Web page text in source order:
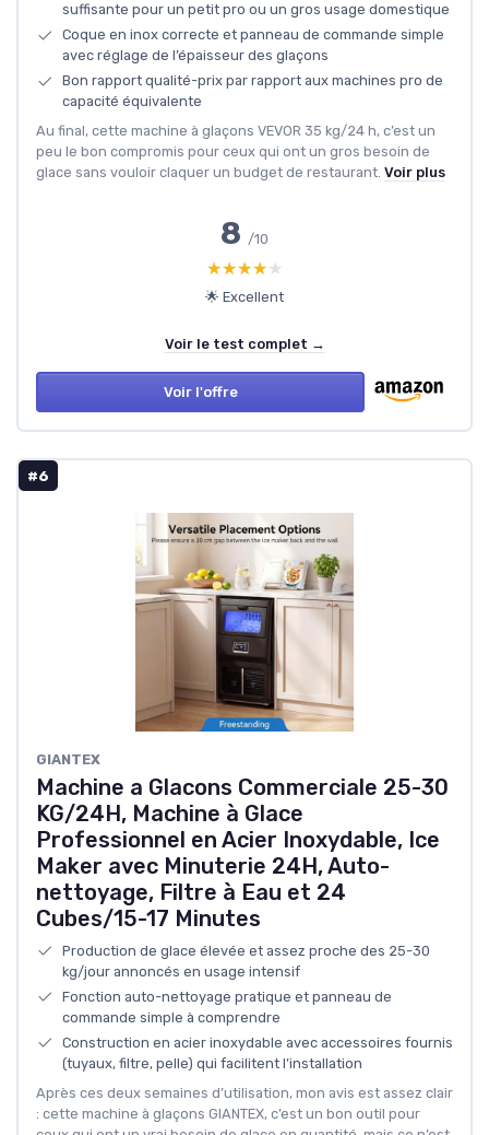
suffisante pour un petit pro ou un gros usage domestique
Coque en inox correcte et panneau de commande simple
avec réglage de l’épaisseur des glaçons
Bon rapport qualité-prix par rapport aux machines pro de
capacité équivalente
Au final, cette machine à glaçons VEVOR 35 kg/24 h, c’est un
peu le bon compromis pour ceux qui ont un gros besoin de
glace sans vouloir claquer un budget de restaurant. Voir plus
8 /10
★★★★★
★★★★★
🌟 Excellent
Voir le test complet →
Voir l'offre
#6
GIANTEX
Machine a Glacons Commerciale 25-30
KG/24H, Machine à Glace
Professionnel en Acier Inoxydable, Ice
Maker avec Minuterie 24H, Auto-
nettoyage, Filtre à Eau et 24
Cubes/15-17 Minutes
Production de glace élevée et assez proche des 25-30
kg/jour annoncés en usage intensif
Fonction auto-nettoyage pratique et panneau de
commande simple à comprendre
Construction en acier inoxydable avec accessoires fournis
(tuyaux, filtre, pelle) qui facilitent l’installation
Après ces deux semaines d’utilisation, mon avis est assez clair
: cette machine à glaçons GIANTEX, c’est un bon outil pour